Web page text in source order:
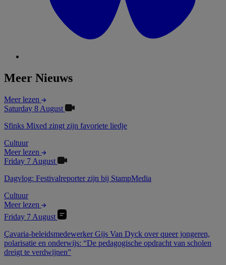
Meer Nieuws
Meer lezen
Saturday 8 August
Sfinks Mixed zingt zijn favoriete liedje
Cultuur
Meer lezen
Friday 7 August
Dagvlog: Festivalreporter zijn bij StampMedia
Cultuur
Meer lezen
Friday 7 August
Çavaria-beleidsmedewerker Gijs Van Dyck over queer jongeren,
polarisatie en onderwijs: “De pedagogische opdracht van scholen
dreigt te verdwijnen”